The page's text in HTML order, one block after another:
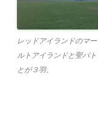
レッドアイランドのマ
ルトアイランドと聖パ
とが３羽。